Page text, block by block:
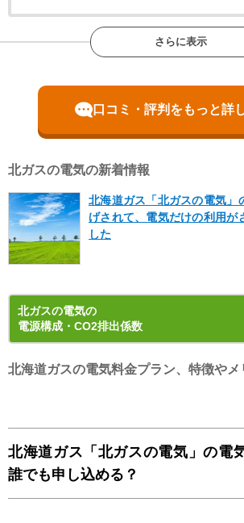
北海道 30代 男性
若干安くなったので満足しています。冬に
気になった点(デメリット)
ガスとセットなのだからもう少し安くなる
ポイントが貯まっていくのが楽しみになり
気になった点(デメリット)
ポイントの用途がもう少し増えるとありがた
さらに表示
口コミ・評判をもっと詳
北ガスの電気の新着情報
北海道ガス「北ガスの電気」
げされて、電気だけの利用が
した
北ガスの電気の
電源構成・CO2排出係数
発電手段の内訳（電源構
北海道ガスの電気料金プラン、特徴やメ
北海道ガス「北ガスの電気」の電
誰でも申し込める？